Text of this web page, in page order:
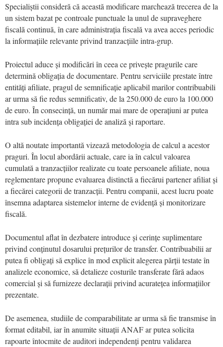
Specialiștii consideră că această modificare marchează trecerea de la
un sistem bazat pe controale punctuale la unul de supraveghere
fiscală continuă, în care administrația fiscală va avea acces periodic
la informațiile relevante privind tranzacțiile intra-grup.
Proiectul aduce și modificări în ceea ce privește pragurile care
determină obligația de documentare. Pentru serviciile prestate între
entități afiliate, pragul de semnificație aplicabil marilor contribuabili
ar urma să fie redus semnificativ, de la 250.000 de euro la 100.000
de euro. În consecință, un număr mai mare de operațiuni ar putea
intra sub incidența obligației de analiză și raportare.
O altă noutate importantă vizează metodologia de calcul a acestor
praguri. În locul abordării actuale, care ia în calcul valoarea
cumulată a tranzacțiilor realizate cu toate persoanele afiliate, noua
reglementare propune evaluarea distinctă a fiecărui partener afiliat și
a fiecărei categorii de tranzacții. Pentru companii, acest lucru poate
însemna adaptarea sistemelor interne de evidență și monitorizare
fiscală.
Documentul aflat în dezbatere introduce și cerințe suplimentare
privind conținutul dosarului prețurilor de transfer. Contribuabilii ar
putea fi obligați să explice în mod explicit alegerea părții testate în
analizele economice, să detalieze costurile transferate fără adaos
comercial și să furnizeze declarații privind acuratețea informațiilor
prezentate.
De asemenea, studiile de comparabilitate ar urma să fie transmise în
format editabil, iar în anumite situații ANAF ar putea solicita
rapoarte întocmite de auditori independenți pentru validarea